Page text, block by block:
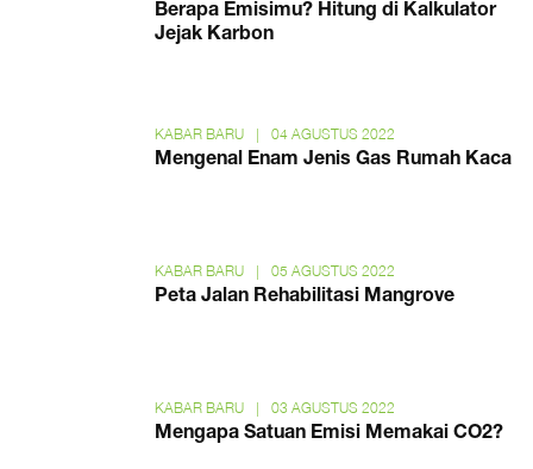
Berapa Emisimu? Hitung di Kalkulator
Jejak Karbon
KABAR BARU | 04 AGUSTUS 2022
Mengenal Enam Jenis Gas Rumah Kaca
KABAR BARU | 05 AGUSTUS 2022
Peta Jalan Rehabilitasi Mangrove
KABAR BARU | 03 AGUSTUS 2022
Mengapa Satuan Emisi Memakai CO2?